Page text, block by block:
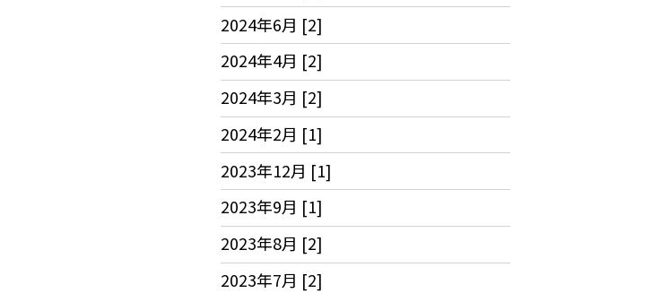
2024年6月 [2]
2024年4月 [2]
2024年3月 [2]
2024年2月 [1]
2023年12月 [1]
2023年9月 [1]
2023年8月 [2]
2023年7月 [2]